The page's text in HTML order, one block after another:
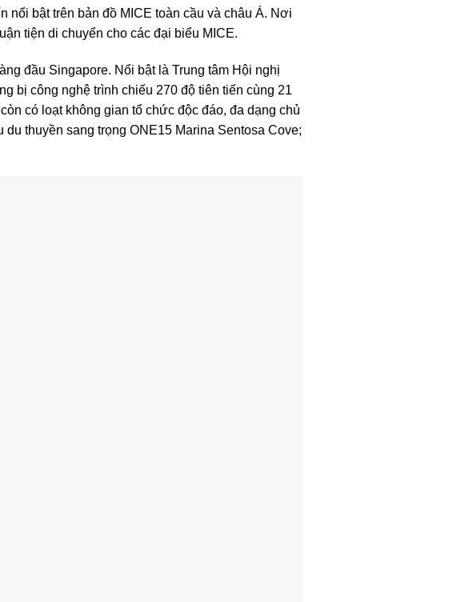
nổi bật trên bản đồ MICE toàn cầu và châu Á. Nơi
tiện di chuyển cho các đại biểu MICE.
đầu Singapore. Nổi bật là Trung tâm Hội nghị
bị công nghệ trình chiếu 270 độ tiên tiến cùng 21
có loạt không gian tổ chức độc đáo, đa dạng chủ
thuyền sang trọng ONE15 Marina Sentosa Cove;